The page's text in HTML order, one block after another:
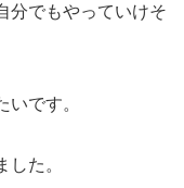
分でもやっていけそ
いです。
した。